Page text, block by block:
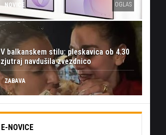
NOVICE OGLAS
V balkanskem stilu: pleskavica ob 4.30
zjutraj navdušila zvezdnico
ZABAVA
E-NOVICE